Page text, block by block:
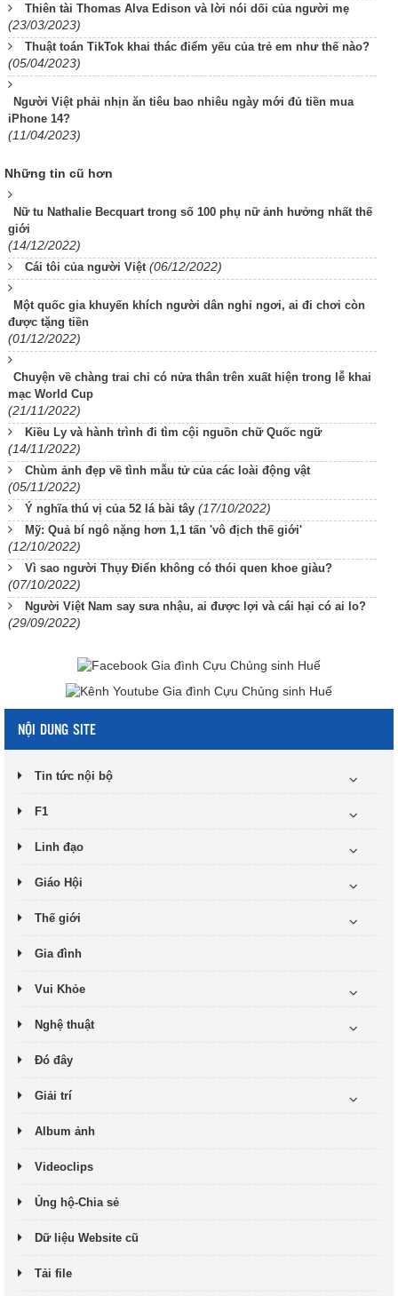
Thiên tài Thomas Alva Edison và lời nói dối của người mẹ
(23/03/2023)
Thuật toán TikTok khai thác điểm yếu của trẻ em như thế nào?
(05/04/2023)
Người Việt phải nhịn ăn tiêu bao nhiêu ngày mới đủ tiền mua
iPhone 14?
(11/04/2023)
Những tin cũ hơn
Nữ tu Nathalie Becquart trong số 100 phụ nữ ảnh hưởng nhất thế
giới
(14/12/2022)
Cái tôi của người Việt (06/12/2022)
Một quốc gia khuyến khích người dân nghỉ ngơi, ai đi chơi còn
được tặng tiền
(01/12/2022)
Chuyện về chàng trai chỉ có nửa thân trên xuất hiện trong lễ khai
mạc World Cup
(21/11/2022)
Kiều Ly và hành trình đi tìm cội nguồn chữ Quốc ngữ
(14/11/2022)
Chùm ảnh đẹp về tình mẫu tử của các loài động vật
(05/11/2022)
Ý nghĩa thú vị của 52 lá bài tây (17/10/2022)
Mỹ: Quả bí ngô nặng hơn 1,1 tấn 'vô địch thế giới'
(12/10/2022)
Vì sao người Thụy Điển không có thói quen khoe giàu?
(07/10/2022)
Người Việt Nam say sưa nhậu, ai được lợi và cái hại có ai lo?
(29/09/2022)
NỘI DUNG SITE
Tin tức nội bộ
F1
Linh đạo
Giáo Hội
Thế giới
Gia đình
Vui Khỏe
Nghệ thuật
Đó đây
Giải trí
Album ảnh
Videoclips
Ủng hộ-Chia sẻ
Dữ liệu Website cũ
Tải file